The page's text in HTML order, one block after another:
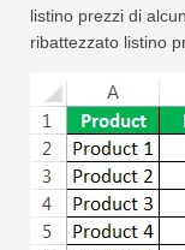
listino prezzi di
ribattezzato listino